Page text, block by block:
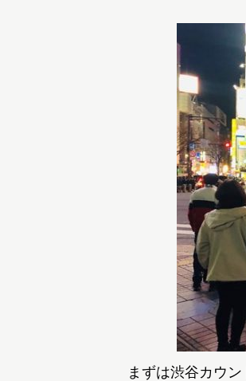
まずは渋谷カウン